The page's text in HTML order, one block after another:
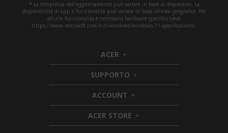
* La tempistica dell'aggiornamento può variare in base al dispositivo. La
disponibilità di app e funzionalità può variare in base all'area geografica. Per
alcune funzionalità è necessario hardware specifico (vedi
https://www.microsoft.com/it-it/windows/windows-11-specifications).
ACER h
i
d
d
e
n
SUPPORTO h
i
d
d
e
n
ACCOUNT h
i
d
d
ACER STORE h
i